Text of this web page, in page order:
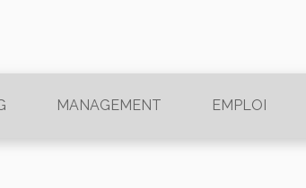
MANAGEMENT EMPLOI